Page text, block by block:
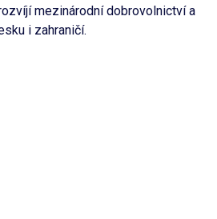
mezinárodní dobrovolnictví a
i zahraničí.